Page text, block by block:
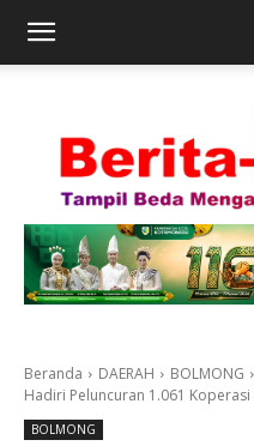
Beranda DAERAH BOLMONG
Hadiri Peluncuran 1.061 Koperasi
BOLMONG